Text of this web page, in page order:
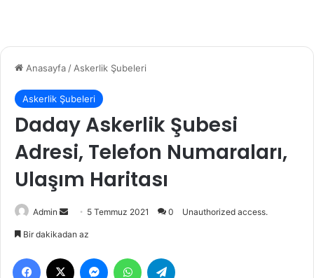
Anasayfa / Askerlik Şubeleri
Askerlik Şubeleri
Daday Askerlik Şubesi
Adresi, Telefon Numaraları,
Ulaşım Haritası
Admin
Bir
göndermek
5 Temmuz 2021 0 Unauthorized access.
Bir dakikadan az
Facebook MessengerWhatsApp